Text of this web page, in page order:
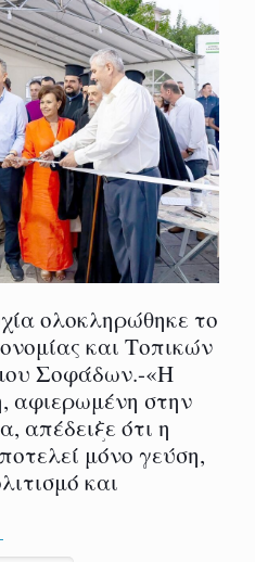
ολοκληρώθηκε το
και Τοπικών
Σοφάδων.-«Η
αφιερωμένη στην
απέδειξε ότι η
μόνο γεύση,
και